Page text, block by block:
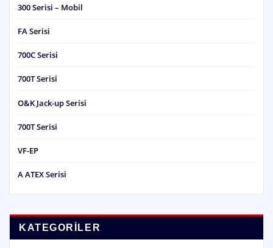
300 Serisi – Mobil
FA Serisi
700C Serisi
700T Serisi
O&K Jack-up Serisi
700T Serisi
VF-EP
A ATEX Serisi
KATEGORILER